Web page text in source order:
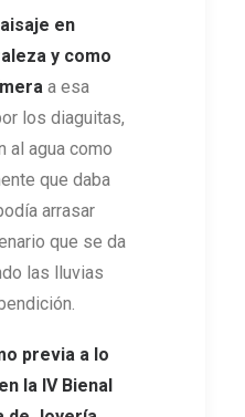
en
y como
a esa
los diaguitas,
al agua como
que daba
arrasar
que se da
las lluvias
previa a lo
la IV Bienal